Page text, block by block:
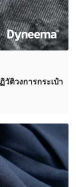
ติวงการกระเป๋า